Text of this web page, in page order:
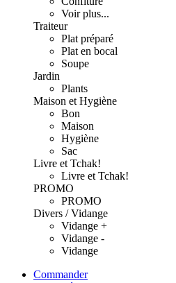
Voir plus...
Traiteur
Plat préparé
Plat en bocal
Soupe
Jardin
Plants
Maison et Hygiène
Bon
Maison
Hygiène
Sac
Livre et Tchak!
Livre et Tchak!
PROMO
PROMO
Divers / Vidange
Vidange +
Vidange -
Vidange
Commander